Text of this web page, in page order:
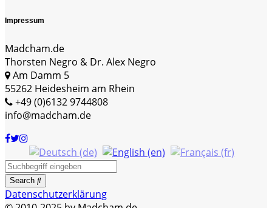
Impressum
Madcham.de
Thorsten Negro & Dr. Alex Negro
Am Damm 5
55262 Heidesheim am Rhein
+49 (0)6132 9744808
info@madcham.de
Search
Datenschutzerklärung